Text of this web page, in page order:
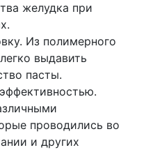
желудка при
Из полимерного
выдавить
пасты.
проводились во
и других